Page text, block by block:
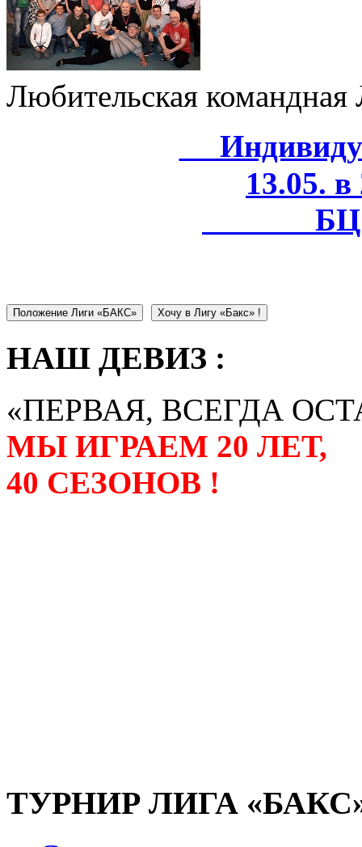
Любительская
13.05.
БЦ
Положение Лиги «БАКС» Хочу в Лигу «Бакс» !
НАШ ДЕВИЗ :
«ПЕРВАЯ, ВСЕГДА
МЫ ИГРАЕМ 20 ЛЕТ,
40 СЕЗОНОВ !
ТУРНИР ЛИГА